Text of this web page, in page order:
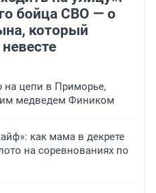
бойца СВО — о
который
цепи в Приморье,
медведем Фиником
как мама в декрете
на соревнованиях по